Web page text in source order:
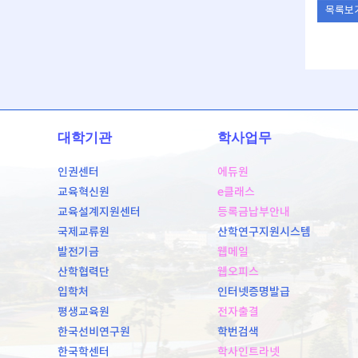
목록보
대학기관
인권센터
교육혁신원
교육설계지원센터
국제교류원
발전기금
산학협력단
입학처
평생교육원
한국선비연구원
한국학센터
학사업무
에듀원
e클래스
등록금납부안내
산학연구지원시스템
웹메일
웹오피스
인터넷증명발급
전자출결
학번검색
학사인트라넷